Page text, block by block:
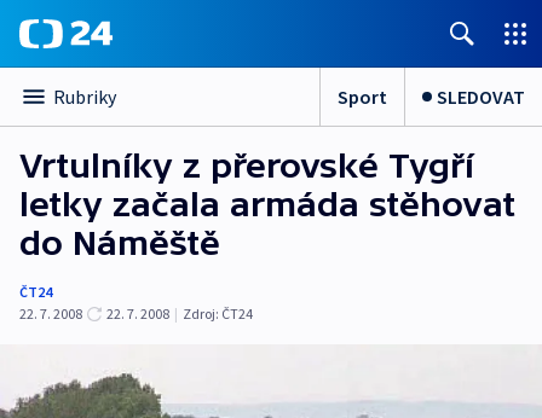
Rubriky Sport SLEDOVAT
Vrtulníky z přerovské Tygří
letky začala armáda stěhovat
do Náměště
ČT24
22. 7. 2008
22. 7. 2008 | Zdroj: ČT24